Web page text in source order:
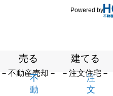
Powered by
売る
－不動産売却－
不
動
建てる
－注文住宅－
注
文